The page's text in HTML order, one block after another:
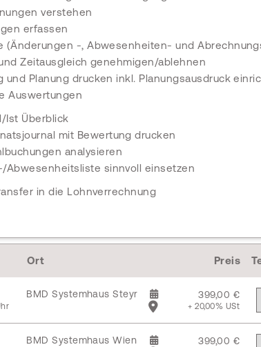
verstehen
erfassen
(Änderungen -, Abwesenheiten- und
Zeitausgleich genehmigen/ablehnen
und Planung drucken inkl. Planungsausdruck
Auswertungen
Ist Überblick
mit Bewertung drucken
analysieren
Abwesenheitsliste sinnvoll einsetzen
in die Lohnverrechnung
Ort Preis
BMD Systemhaus Steyr 399,00 €
+ 20,00% USt
BMD Systemhaus Wien 399,00 €